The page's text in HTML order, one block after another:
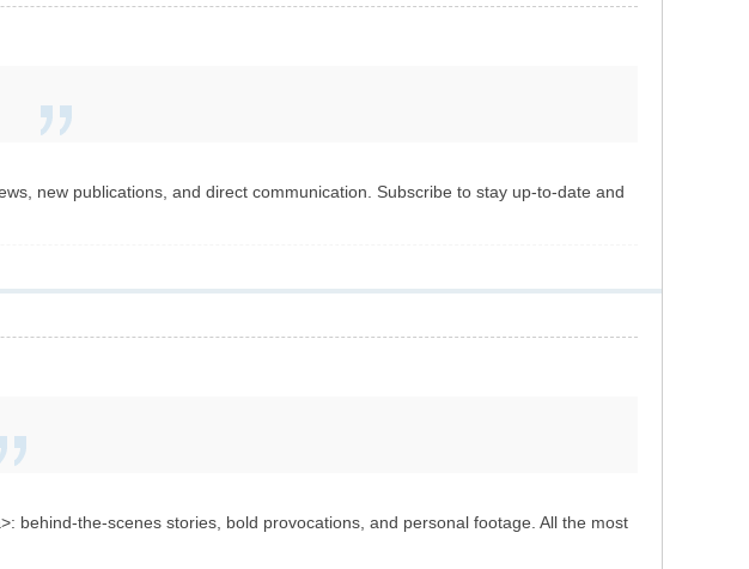
new publications, and direct communication. Subscribe to stay up-to-date and
behind-the-scenes stories, bold provocations, and personal footage. All the most